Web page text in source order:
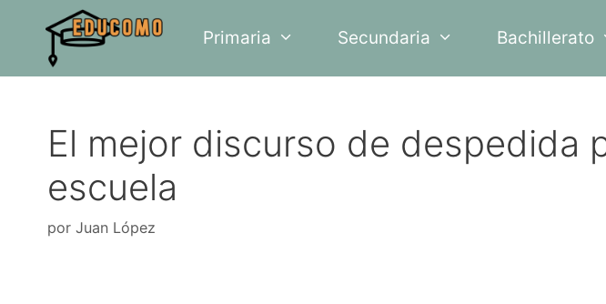
contenido
Primaria Secundaria Bachillerato
El mejor discurso de despedida
escuela
por Juan López